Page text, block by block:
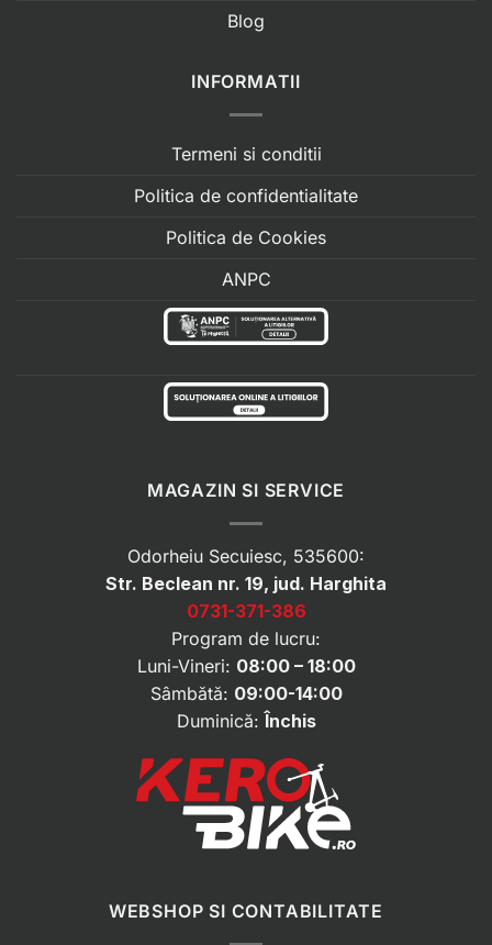
Blog
INFORMATII
Termeni si conditii
Politica de confidentialitate
Politica de Cookies
ANPC
MAGAZIN SI SERVICE
Odorheiu Secuiesc, 535600:
Str. Beclean nr. 19, jud. Harghita
0731-371-386
Program de lucru:
Luni-Vineri: 08:00 – 18:00
Sâmbătă: 09:00-14:00
Duminică:Închis
WEBSHOP SI CONTABILITATE